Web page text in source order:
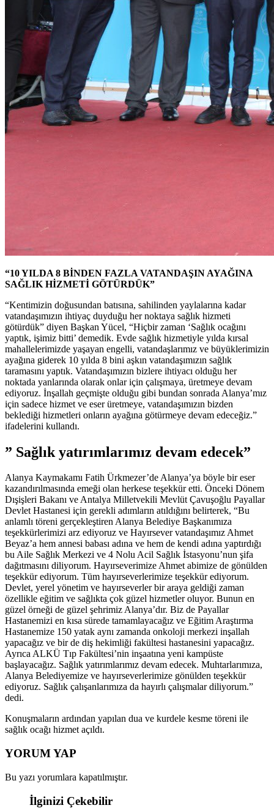
“10 YILDA 8 BİNDEN FAZLA VATANDAŞIN AYAĞINA
SAĞLIK HİZMETİ GÖTÜRDÜK”
“Kentimizin doğusundan batısına, sahilinden yaylalarına kadar
vatandaşımızın ihtiyaç duyduğu her noktaya sağlık hizmeti
götürdük” diyen Başkan Yücel, “Hiçbir zaman ‘Sağlık ocağını
yaptık, işimiz bitti’ demedik. Evde sağlık hizmetiyle yılda kırsal
mahallelerimizde yaşayan engelli, vatandaşlarımız ve büyüklerimizin
ayağına giderek 10 yılda 8 bini aşkın vatandaşımızın sağlık
taramasını yaptık. Vatandaşımızın bizlere ihtiyacı olduğu her
noktada yanlarında olarak onlar için çalışmaya, üretmeye devam
ediyoruz. İnşallah geçmişte olduğu gibi bundan sonrada Alanya’mız
için sadece hizmet ve eser üretmeye, vatandaşımızın bizden
beklediği hizmetleri onların ayağına götürmeye devam edeceğiz.”
ifadelerini kullandı.
” Sağlık yatırımlarımız devam edecek”
Alanya Kaymakamı Fatih Ürkmezer’de Alanya’ya böyle bir eser
kazandırılmasında emeği olan herkese teşekkür etti. Önceki Dönem
Dışişleri Bakanı ve Antalya Milletvekili Mevlüt Çavuşoğlu Payallar
Devlet Hastanesi için gerekli adımların atıldığını belirterek, “Bu
anlamlı töreni gerçekleştiren Alanya Belediye Başkanımıza
teşekkürlerimizi arz ediyoruz ve Hayırsever vatandaşımız Ahmet
Beyaz’a hem annesi babası adına ve hem de kendi adına yaptırdığı
bu Aile Sağlık Merkezi ve 4 Nolu Acil Sağlık İstasyonu’nun şifa
dağıtmasını diliyorum. Hayırseverimize Ahmet abimize de gönülden
teşekkür ediyorum. Tüm hayırseverlerimize teşekkür ediyorum.
Devlet, yerel yönetim ve hayırseverler bir araya geldiği zaman
özellikle eğitim ve sağlıkta çok güzel hizmetler oluyor. Bunun en
güzel örneği de güzel şehrimiz Alanya’dır. Biz de Payallar
Hastanemizi en kısa sürede tamamlayacağız ve Eğitim Araştırma
Hastanemize 150 yatak aynı zamanda onkoloji merkezi inşallah
yapacağız ve bir de diş hekimliği fakültesi hastanesini yapacağız.
Ayrıca ALKÜ Tıp Fakültesi’nin inşaatına yeni kampüste
başlayacağız. Sağlık yatırımlarımız devam edecek. Muhtarlarımıza,
Alanya Belediyemize ve hayırseverlerimize gönülden teşekkür
ediyoruz. Sağlık çalışanlarımıza da hayırlı çalışmalar diliyorum.”
dedi.
Konuşmaların ardından yapılan dua ve kurdele kesme töreni ile
sağlık ocağı hizmet açıldı.
YORUM YAP
Bu yazı yorumlara kapatılmıştır.
İlginizi Çekebilir